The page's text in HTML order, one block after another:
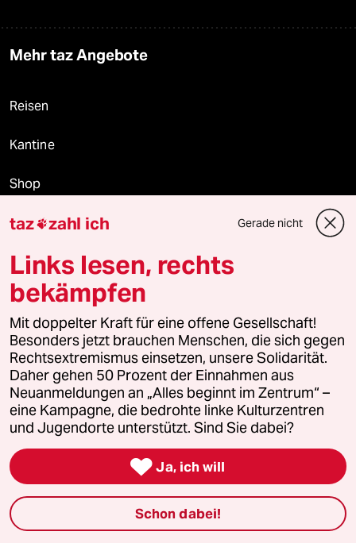
Mehr taz Angebote
Reisen
Kantine
Shop
Anzeigen
Fragen & Hilfe
Feedback
Aboservice
ePaper Login
Downloads für Abonnierende
© 2026 taz Verlags und Vertriebs GmbH
taz zahl ich Gerade nicht
Links lesen, rechts
bekämpfen
Mit doppelter Kraft für eine offene Gesellschaft!
Besonders jetzt brauchen Menschen, die sich gegen
Rechtsextremismus einsetzen, unsere Solidarität.
Daher gehen 50 Prozent der Einnahmen aus
Neuanmeldungen an „Alles beginnt im Zentrum“ –
eine Kampagne, die bedrohte linke Kulturzentren
und Jugendorte unterstützt. Sind Sie dabei?
 Ja, ich will
Schon dabei!